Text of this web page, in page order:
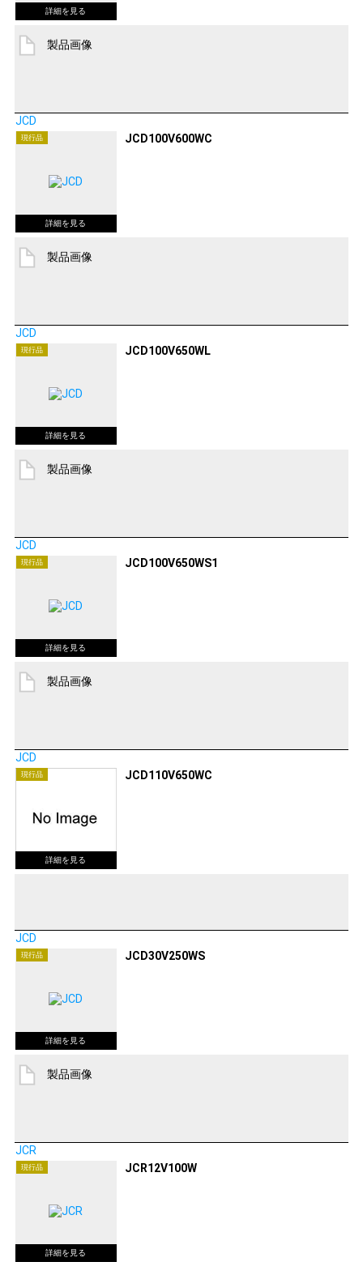
製品画像
JCD
現行品 JCD100V600WC
製品画像
JCD
現行品 JCD100V650WL
製品画像
JCD
現行品 JCD100V650WS1
製品画像
JCD
現行品 JCD110V650WC
JCD
現行品 JCD30V250WS
製品画像
JCR
現行品 JCR12V100W